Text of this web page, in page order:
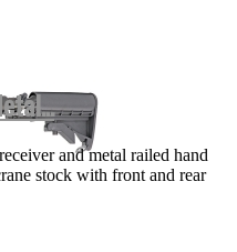
and metal railed hand
stock with front and rear